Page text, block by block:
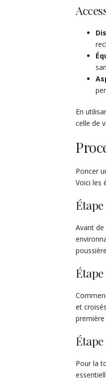
En
celle de
Poncer
Voici les
Avant
et
Pour la